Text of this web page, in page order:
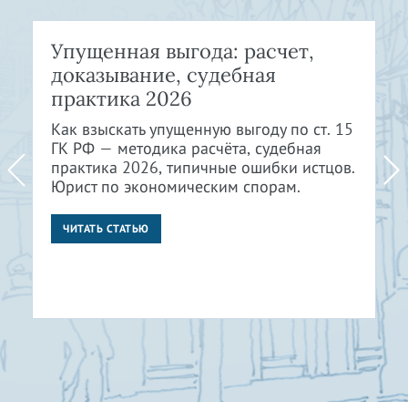
Упущенная выгода: расчет,
доказывание, судебная
практика 2026
Как взыскать упущенную выгоду по ст. 15
ГК РФ — методика расчёта, судебная
практика 2026, типичные ошибки истцов.
Юрист по экономическим спорам.
ЧИТАТЬ СТАТЬЮ